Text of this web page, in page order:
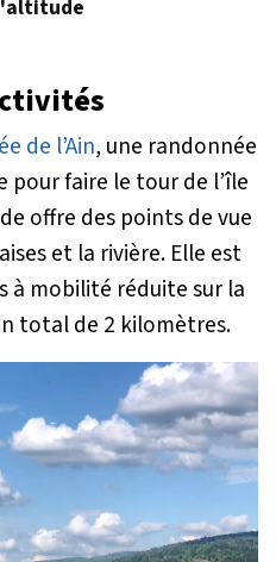
de l’Ain, une randonnée
pour faire le tour de l’île
offre des points de vue
et la rivière. Elle est
à mobilité réduite sur la
total de 2 kilomètres.